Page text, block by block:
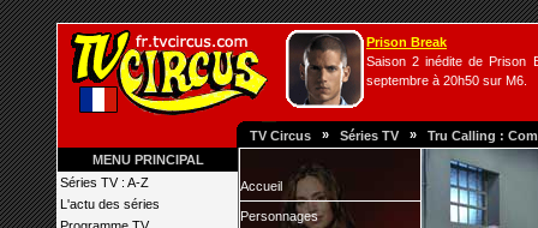
Prison Break
Saison 2 inédite de Prison
septembre à 20h50 sur M6.
TV Circus » Séries TV » Tru Calling :
MENU PRINCIPAL
Séries TV : A-Z
L'actu des séries
Accueil
Personnages